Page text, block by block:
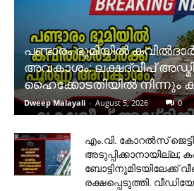
പണ്ടാരം ഭൂമിയിൽ
അവകാശം: ലക്ഷദ്വീപ്
ഹൈക്കോടതിയിൽ നിന്നും
Dweep Malayali - August 5, 2026 0
​എം.വി. കോറൽസ്
അടുപ്പിക്കാനായില്ല;
ബോട്ടിനുമിടയിലേക്ക്
രക്ഷപ്പെടുത്തി.